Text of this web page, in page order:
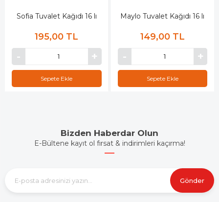
Sofia Tuvalet Kağıdı 16 lı
195,00 TL
Sepete Ekle
Maylo Tuvalet Kağıdı 16 lı
149,00 TL
Sepete Ekle
Bizden Haberdar Olun
E-Bültene kayıt ol fırsat & indirimleri kaçırma!
Gönder